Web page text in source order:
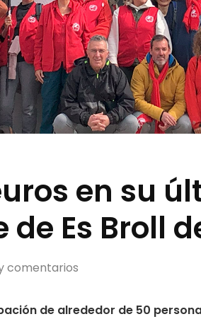
en su
Es Broll
comentarios
de alrededor de 50